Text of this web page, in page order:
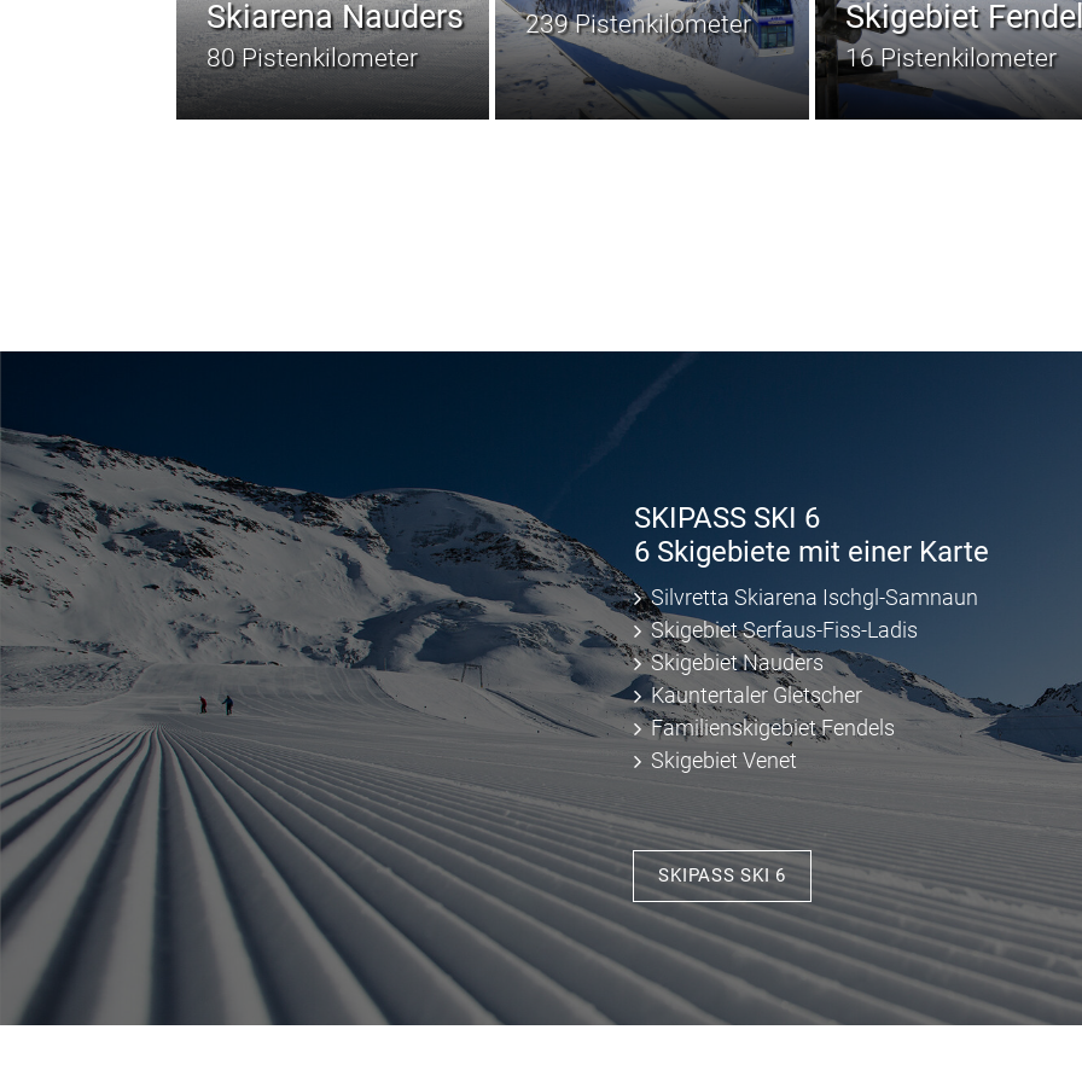
Skiarena Nauders
80 Pistenkilometer
239 Pistenkilometer Skigebiet
16 Pistenkilometer
SKIPASS SKI 6
6 Skigebiete mit einer Karte
Silvretta Skiarena Ischgl-Samnaun
Skigebiet Serfaus-Fiss-Ladis
Skigebiet Nauders
Kauntertaler Gletscher
Familienskigebiet Fendels
Skigebiet Venet
SKIPASS SKI 6